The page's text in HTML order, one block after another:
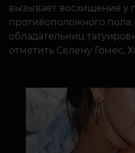
вызывает восхищение у
противоположного
обладательниц
отметить Селену Гомес,